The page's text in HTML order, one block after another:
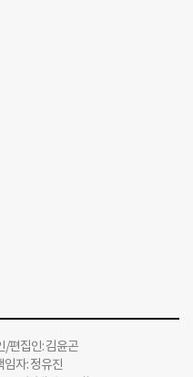
편집인: 김윤곤
자: 정유진